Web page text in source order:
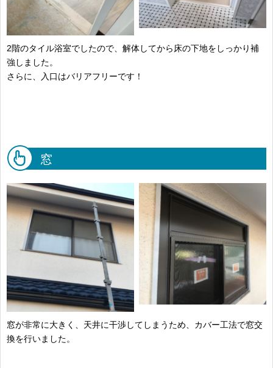
2階のタイル浴室でしたので、解体してから床の下地をしっかり補
強しました。
さらに、入口はバリアフリーです！
窓
窓が非常に大きく、天井に干渉してしまうため、カバー工法で窓交
換を行いました。